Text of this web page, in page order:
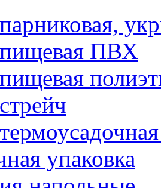
ПВХ
упаковка